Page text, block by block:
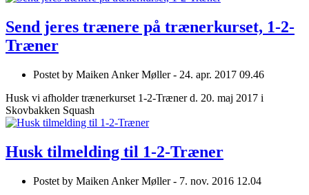
Send jeres trænere på trænerkurset, 1-2-
Træner
Postet by Maiken Anker Møller - 24. apr. 2017 09.46
Husk vi afholder trænerkurset 1-2-Træner d. 20. maj 2017 i
Skovbakken Squash
Husk tilmelding til 1-2-Træner
Postet by Maiken Anker Møller - 7. nov. 2016 12.04